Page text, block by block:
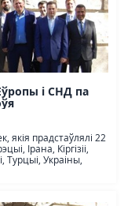
і СНД па
якія прадстаўлялі 22
Ірана, Кіргізіі,
Украіны,